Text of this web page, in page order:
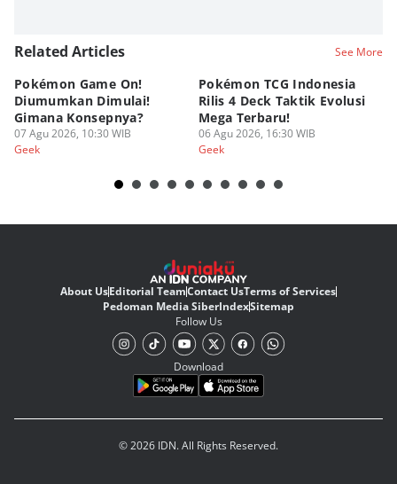
Related Articles See More
Pokémon Game On!
Diumumkan Dimulai!
Gimana Konsepnya?
07 Agu 2026, 10:30 WIB
Geek
Pokémon TCG Indonesia
Rilis 4 Deck Taktik Evolusi
Mega Terbaru!
06 Agu 2026, 16:30 WIB
Geek
About UsEditorial TeamContact UsTerms of Services
Pedoman Media SiberIndexSitemap
Follow Us
Download
© 2026 IDN. All Rights Reserved.